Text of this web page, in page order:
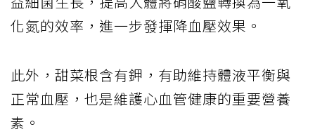
化氮的效率，進一步發揮降血壓效果。
此外，甜菜根含有鉀，有助維持體液平衡與
正常血壓，也是維護心血管健康的重要營養
素。